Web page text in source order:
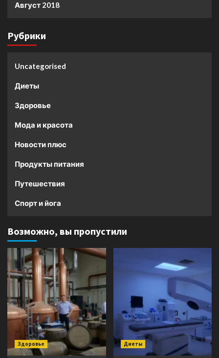
Август 2018
Рубрики
Uncategorised
Диеты
Здоровье
Мода и красота
Новости плюс
Продукты питания
Путешествия
Спорт и йога
Возможно, вы пропустили
Здоровье Диеты